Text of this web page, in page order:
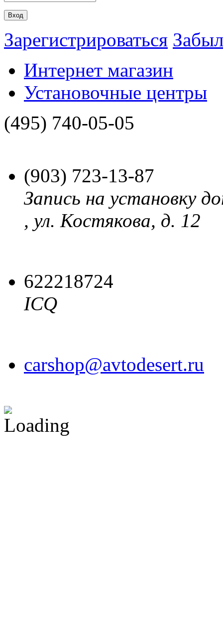
Зарегистрироваться
Интернет магазин
Установочные центры
(495) 740-05-05
(903) 723-13-87
Запись на установку
, ул. Костякова, д. 12
622218724
ICQ
carshop@avtodesert.ru